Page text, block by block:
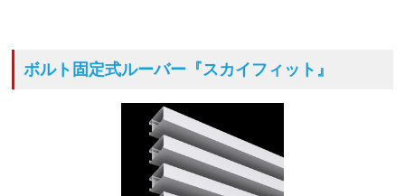
ボルト固定式ルーバー 『スカイフィット』